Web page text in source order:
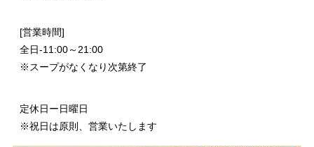
[営業時間]
全日-11:00～21:00
※スープがなくなり次第終了
定休日ー日曜日
※祝日は原則、営業いたします